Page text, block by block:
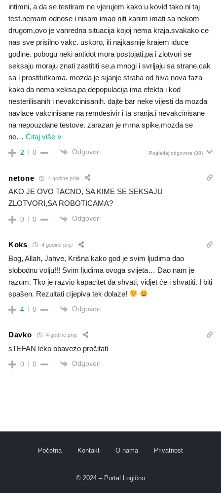
intimni, a da se testiram ne vjerujem kako u kovid tako ni taj
test.nemam odnose i nisam imao niti kanim imati sa nekom
drugom,ovo je vanredna situacija kojoj nema kraja.svakako ce
nas sve prisilno vakc. uskoro, ili najkasnije krajem iduce
godine. pobogu neki antidot mora postojati,pa i zlotvori se
seksaju moraju znati zastititi se,a mnogi i svrljaju sa strane,cak
sa i prostitutkama. mozda je sijanje straha od hiva nova faza
kako da nema xeksa,pa depopulacija ima efekta i kod
nesterilisanih i nevakcinisanih. dajte bar neke vijesti da mozda
navlace vakcinisane na remdesivir i ta sranja.i nevakcinisane
na nepouzdane testove. zarazan je mrna spike,mozda se
ne… Čitaj više »
2 0 Odgovori Pogledaj odgovore (38)
netone 4 godine prije
AKO JE OVO TACNO, SA KIME SE SEKSAJU
ZLOTVORI,SA ROBOTICAMA?
0 0 Odgovori
Koks 4 godine prije
Bog, Allah, Jahve, Krišna kako god je svim ljudima dao
slobodnu volju!!! Svim ljudima ovoga svijeta… Dao nam je
razum. Tko je razvio kapacitet da shvati, vidjet će i shvatiti. I biti
spašen. Rezultati cijepiva tek dolaze!
4 0 Odgovori
Davko 4 godine prije
sTEFAN leko obavezo pročitati
0 0 Odgovori
Početna Kontakt O nama Privatnost
© 2024 – Portal Logično